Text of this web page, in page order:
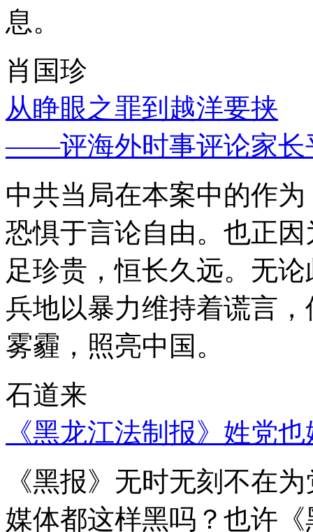
息。
肖国珍
从睁眼之罪到越洋要挟
——评海外时事评论家长
中共当局在本案中的作
恐惧于言论自由。也正
足珍贵，恒长久远。无
兵地以暴力维持着谎言
雾霾，照亮中国。
石道来
《黑龙江法制报》姓党
《黑报》无时无刻不在
媒体都这样黑吗？也许